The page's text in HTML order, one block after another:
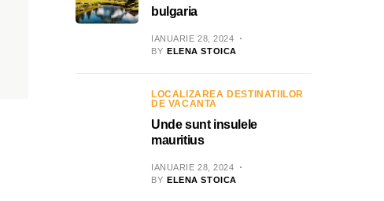
bulgaria
IANUARIE 28, 2024
BY ELENA STOICA
LOCALIZAREA DESTINATIILOR
DE VACANTA
Unde sunt insulele
mauritius
IANUARIE 28, 2024
BY ELENA STOICA